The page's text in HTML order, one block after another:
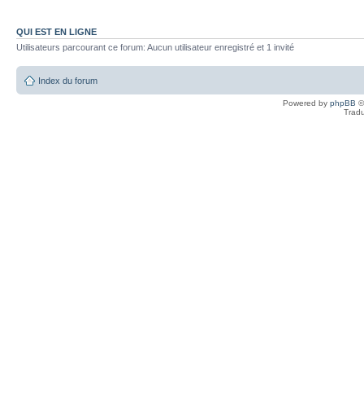
QUI EST EN LIGNE
Utilisateurs parcourant ce forum: Aucun utilisateur enregistré et 1 invité
Index du forum
Powered by phpBB